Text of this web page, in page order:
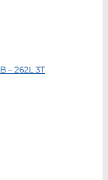
– 262L 3T